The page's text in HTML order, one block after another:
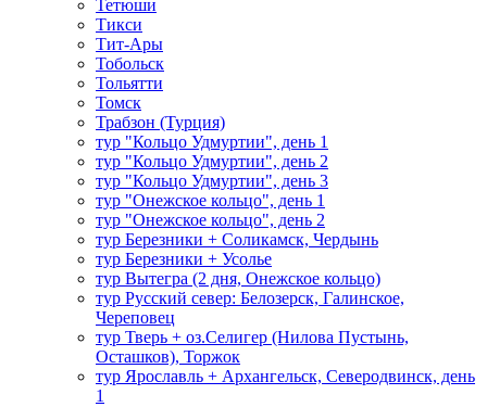
Тетюши
Тикси
Тит-Ары
Тобольск
Тольятти
Томск
Трабзон (Турция)
тур "Кольцо Удмуртии", день 1
тур "Кольцо Удмуртии", день 2
тур "Кольцо Удмуртии", день 3
тур "Онежское кольцо", день 1
тур "Онежское кольцо", день 2
тур Березники + Соликамск, Чердынь
тур Березники + Усолье
тур Вытегра (2 дня, Онежское кольцо)
тур Русский север: Белозерск, Галинское,
Череповец
тур Тверь + оз.Селигер (Нилова Пустынь,
Осташков), Торжок
тур Ярославль + Архангельск, Северодвинск, день
1